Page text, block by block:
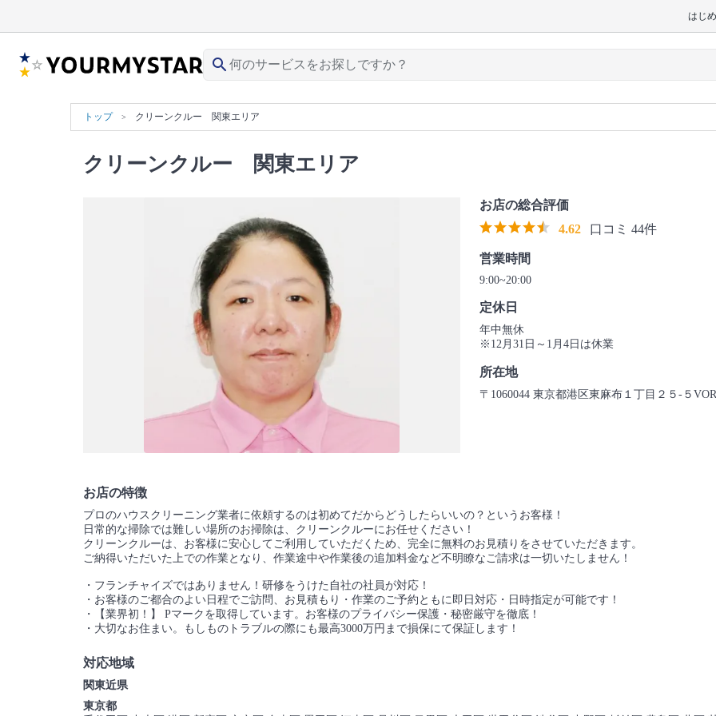
はじ
search
トップ クリーンクルー 関東エリア
クリーンクルー 関東エリア
お店の総合評価
4.62
口コミ 44件
営業時間
9:00~20:00
定休日
年中無休
※12月31日～1月4日は休業
所在地
〒1060044 東京都港区東麻布１丁目２５-５
お店の特徴
プロのハウスクリーニング業者に依頼するのは初めてだからどうしたらいいの？というお客様！
日常的な掃除では難しい場所のお掃除は、クリーンクルーにお任せください！
クリーンクルーは、お客様に安心してご利用していただくため、完全に無料のお見積りをさせていただきます。
ご納得いただいた上での作業となり、作業途中や作業後の追加料金など不明瞭なご請求は一切いたしません！
・フランチャイズではありません！研修をうけた自社の社員が対応！
・お客様のご都合のよい日程でご訪問、お見積もり・作業のご予約ともに即日対応・日時指定が可能です！
・【業界初！】 Pマークを取得しています。お客様のプライバシー保護・秘密厳守を徹底！
・大切なお住まい。もしものトラブルの際にも最高3000万円まで損保にて保証します！
対応地域
関東近県
東京都